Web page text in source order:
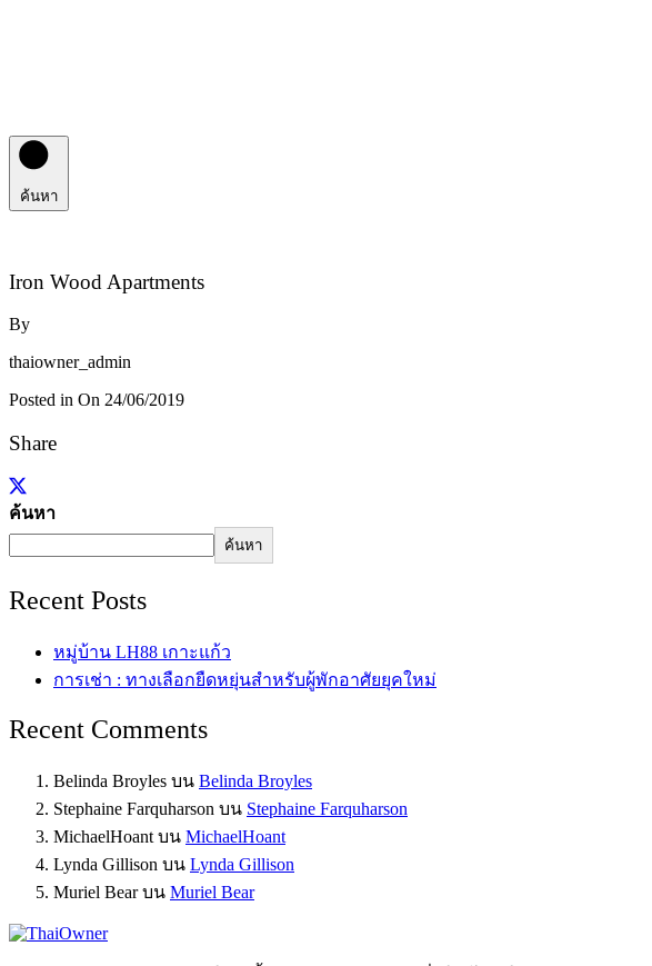
ค้นหา
Iron Wood Apartments
By
thaiowner_admin
Posted in On 24/06/2019
Share
ค้นหา
ค้นหา
Recent Posts
หมู่บ้าน LH88 เกาะแก้ว
การเช่า : ทางเลือกยืดหยุ่นสำหรับผู้พักอาศัยยุคใหม่
Recent Comments
Belinda Broyles บน Belinda Broyles
Stephaine Farquharson บน Stephaine Farquharson
MichaelHoant บน MichaelHoant
Lynda Gillison บน Lynda Gillison
Muriel Bearบน Muriel Bear